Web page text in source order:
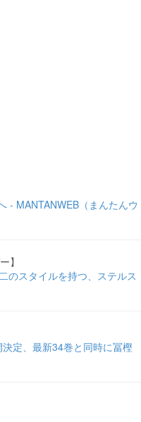
- MANTANWEB（まんたんウ
】
のスタイルを持つ、ステルス
決定、最新34巻と同時に冨樫